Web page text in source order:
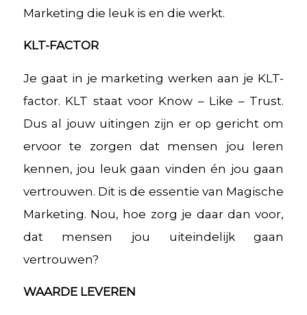
Marketing die leuk is en die werkt.
KLT-FACTOR
Je gaat in je marketing werken aan je KLT-
factor. KLT staat voor Know – Like – Trust.
Dus al jouw uitingen zijn er op gericht om
ervoor te zorgen dat mensen jou leren
kennen, jou leuk gaan vinden én jou gaan
vertrouwen. Dit is de essentie van Magische
Marketing. Nou, hoe zorg je daar dan voor,
dat mensen jou uiteindelijk gaan
vertrouwen?
WAARDE LEVEREN